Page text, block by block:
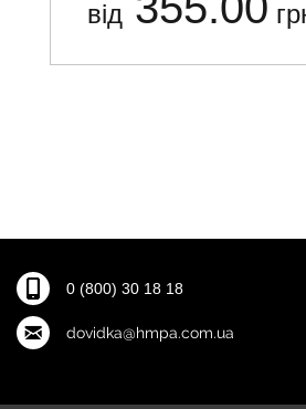
від
0 (800) 30 18 18
dovidka@hmpa.com.ua